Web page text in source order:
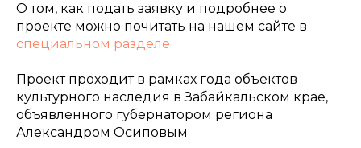
О том, как подать заявку и подробнее о
проекте можно почитать на нашем сайте в
специальном разделе
Проект проходит в рамках года объектов
культурного наследия в Забайкальском крае,
объявленного губернатором региона
Александром Осиповым